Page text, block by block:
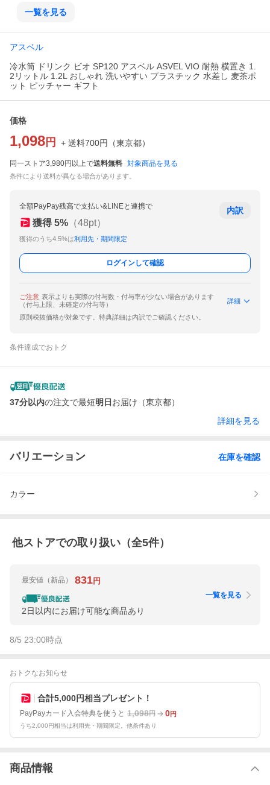
一覧を見る
アスベル
冷水筒 ドリンク ビオ SP120 アスベル ASVEL VIO 耐熱 横置き 1.
2リットル 1.2L おしゃれ 洗いやすい プラスチック 水差し 麦茶ポ
ット ピッチャー ギフト
価格
1,098 円 + 送料700円 （東京都）
同一ストア3,980円以上で送料無料 対象商品を見る
条件により送料が異なる場合があります。
全額PayPay残高で支払い&LINEと連携で
獲得 5% （48pt）
獲得のうち4.5%は利用先・期間限定
内訳
ログインして確認
ご注意 表示よりも実際の付与数・付与率が少ない場合があります
（付与上限、未確定の付与等）
詳細
原則税抜価格が対象です。特典詳細は内訳でご確認ください。
条件達成でおトク
37分以内の注文で最短明日 お届け（東京都）
詳細を見る
バリエーション 在庫を確認
カラー
他ストアでの取り扱い（全5件）
最安値 （新品） 831円
2日以内にお届け可能な商品あり
一覧を見る
8/5 23:00時点
おトクなお知らせ
合計5,000円相当プレゼント！
PayPayカード入会特典を使うと 1,098円 0円
うち2,000円相当は利用先・期間限定。他条件あり
商品情報